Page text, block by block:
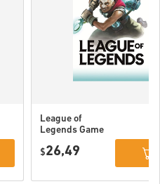
League of
Legends Game
$26,49